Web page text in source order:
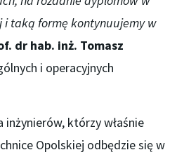
i taką formę kontynuujemy w
dr hab. inż. Tomasz
i operacyjnych
którzy właśnie
Opolskiej odbędzie się w